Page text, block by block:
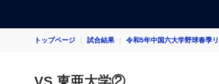
トップページ 試合結果 令和5年中国六大学野球春季